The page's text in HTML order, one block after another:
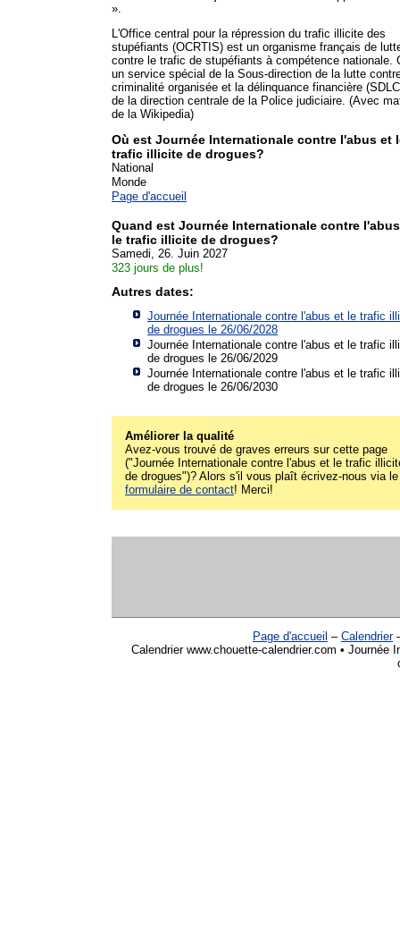
».
L'Office central pour la répression du trafic illicite des
stupéfiants (OCRTIS) est un organisme français de
contre le trafic de stupéfiants à compétence nationale.
un service spécial de la Sous-direction de la lutte
criminalité organisée et la délinquance financière
de la direction centrale de la Police judiciaire. (Avec
de la Wikipedia)
Où est Journée Internationale contre l'abus et
trafic illicite de drogues?
National
Monde
Page d'accueil
Quand est Journée Internationale contre
le trafic illicite de drogues?
Samedi, 26. Juin 2027
323 jours de plus!
Autres dates:
Journée Internationale contre l'abus et le trafic
de drogues le 26/06/2028
Journée Internationale contre l'abus et le trafic
de drogues le 26/06/2029
Journée Internationale contre l'abus et le trafic
de drogues le 26/06/2030
Améliorer la qualité
Avez-vous trouvé de graves erreurs sur cette page
("Journée Internationale contre l'abus et le trafic
de drogues")? Alors s'il vous plaît écrivez-nous via le
formulaire de contact! Merci!
Page d'accueil – Calendrier
Calendrier www.chouette-calendrier.com •